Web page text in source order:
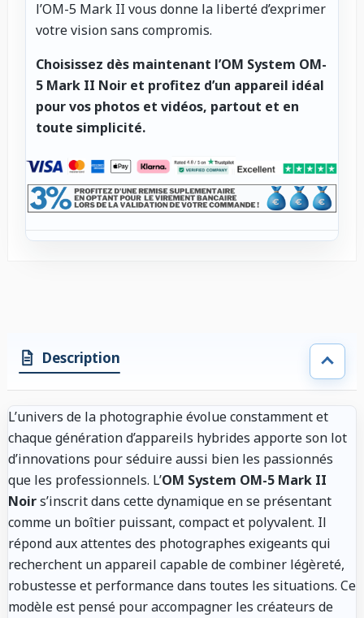
l’OM-5 Mark II vous donne la liberté d’exprimer
votre vision sans compromis.
Choisissez dès maintenant l’OM System OM-
5 Mark II Noir et profitez d’un appareil idéal
pour vos photos et vidéos, partout et en
toute simplicité.
Description
L’univers de la photographie évolue constamment et
chaque génération d’appareils hybrides apporte son lot
d’innovations pour séduire aussi bien les passionnés
que les professionnels. L’OM System OM-5 Mark II
Noirs’inscrit dans cette dynamique en se présentant
comme un boîtier puissant, compact et polyvalent. Il
répond aux attentes des photographes exigeants qui
recherchent un appareil capable de combiner légèreté,
robustesse et performance dans toutes les situations. Ce
modèle est pensé pour accompagner les créateurs de